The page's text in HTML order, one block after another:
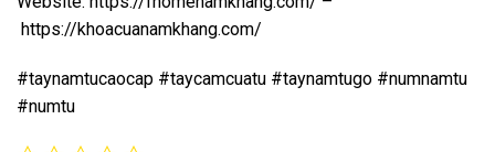
https://khoacuanamkhang.com/
#taynamtucaocap #taycamcuatu #taynamtugo #numnamtu
#numtu